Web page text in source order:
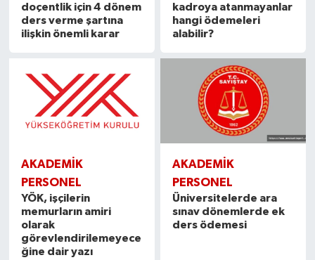
doçentlik için 4 dönem
ders verme şartına
ilişkin önemli karar
kadroya atanmayanlar
hangi ödemeleri
alabilir?
AKADEMİK
PERSONEL
YÖK, işçilerin
memurların amiri
olarak
görevlendirilemeyece
ğine dair yazı
AKADEMİK
PERSONEL
Üniversitelerde ara
sınav dönemlerde ek
ders ödemesi